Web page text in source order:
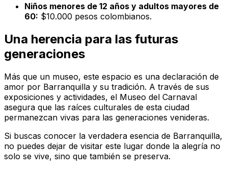
Niños menores de 12 años y adultos mayores de
60: $10.000 pesos colombianos.
Una herencia para las futuras
generaciones
Más que un museo, este espacio es una declaración de
amor por Barranquilla y su tradición. A través de sus
exposiciones y actividades, el Museo del Carnaval
asegura que las raíces culturales de esta ciudad
permanezcan vivas para las generaciones venideras.
Si buscas conocer la verdadera esencia de Barranquilla,
no puedes dejar de visitar este lugar donde la alegría no
solo se vive, sino que también se preserva.